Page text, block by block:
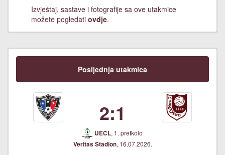
Izvještaj, sastave i fotografije sa ove utakmice
možete pogledati ovdje.
Posljednja utakmica
2:1
UECL, 1. pretkolo
Veritas Stadion, 16.07.2026.